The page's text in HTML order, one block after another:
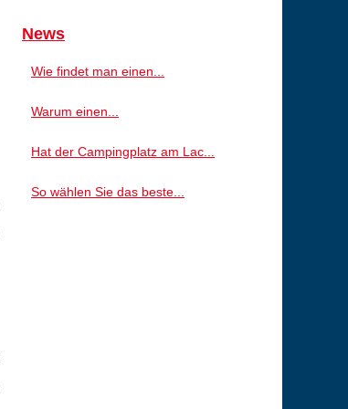
News
Wie findet man einen...
Warum einen...
Hat der Campingplatz am Lac...
So wählen Sie das beste...